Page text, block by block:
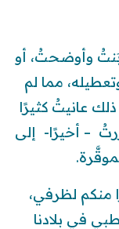
وأوضحتُ، أو
مما لم
عانيتُ كثيرًا
– أخيرًا- إلى
منكم لظرفي،
في بلادنا